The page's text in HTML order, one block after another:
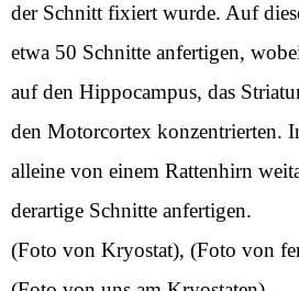
der Schnitt fixiert wurde. Auf
etwa 50 Schnitte anfertigen,
auf den Hippocampus, das
den Motorcortex konzentrierten.
alleine von einem Rattenhirn
derartige Schnitte anfertigen.
(Foto von Kryostat), (Foto von